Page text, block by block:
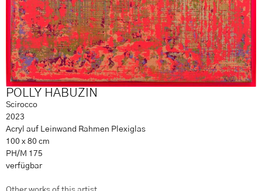
POLLY HABUZIN
Scirocco
2023
Acryl auf Leinwand Rahmen Plexiglas
100 x 80 cm
PH/M 175
verfügbar